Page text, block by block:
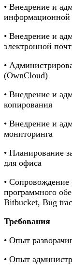
• Внедрение и
информационной
• Внедрение и
электронной
•
(OwnCloud)
• Внедрение и
копирования
• Внедрение и
мониторинга
• Планирование
для офиса
• Сопровождение
программного
Bitbucket, Bug
Требования
• Опыт
• Опыт